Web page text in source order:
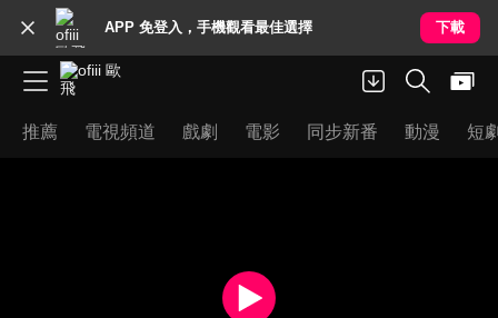
APP 免登入，手機觀看最佳選擇 下載
推薦 電視頻道 戲劇 電影 同步新番 動漫 短